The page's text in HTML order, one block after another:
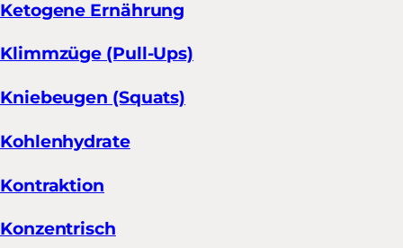
Ketogene Ernährung
Klimmzüge (Pull-Ups)
Kniebeugen (Squats)
Kohlenhydrate
Kontraktion
Konzentrisch